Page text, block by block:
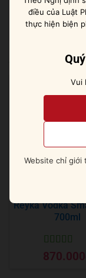
thơm ngon.
Sản phẩm tương
Reyka Vodka
700ml
Được xếp
hạng55
870.000
điều của Luật
thực hiện biện
Vui
Website chỉ giới